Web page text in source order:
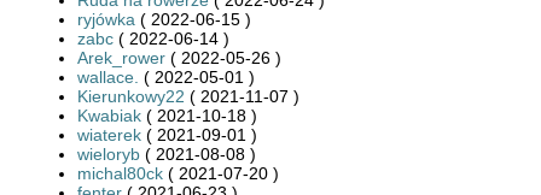
ryjówka ( 2022-06-15 )
zabc ( 2022-06-14 )
Arek_rower ( 2022-05-26 )
wallace. ( 2022-05-01 )
Kierunkowy22 ( 2021-11-07 )
Kwabiak ( 2021-10-18 )
wiaterek ( 2021-09-01 )
wieloryb ( 2021-08-08 )
michal80ck ( 2021-07-20 )